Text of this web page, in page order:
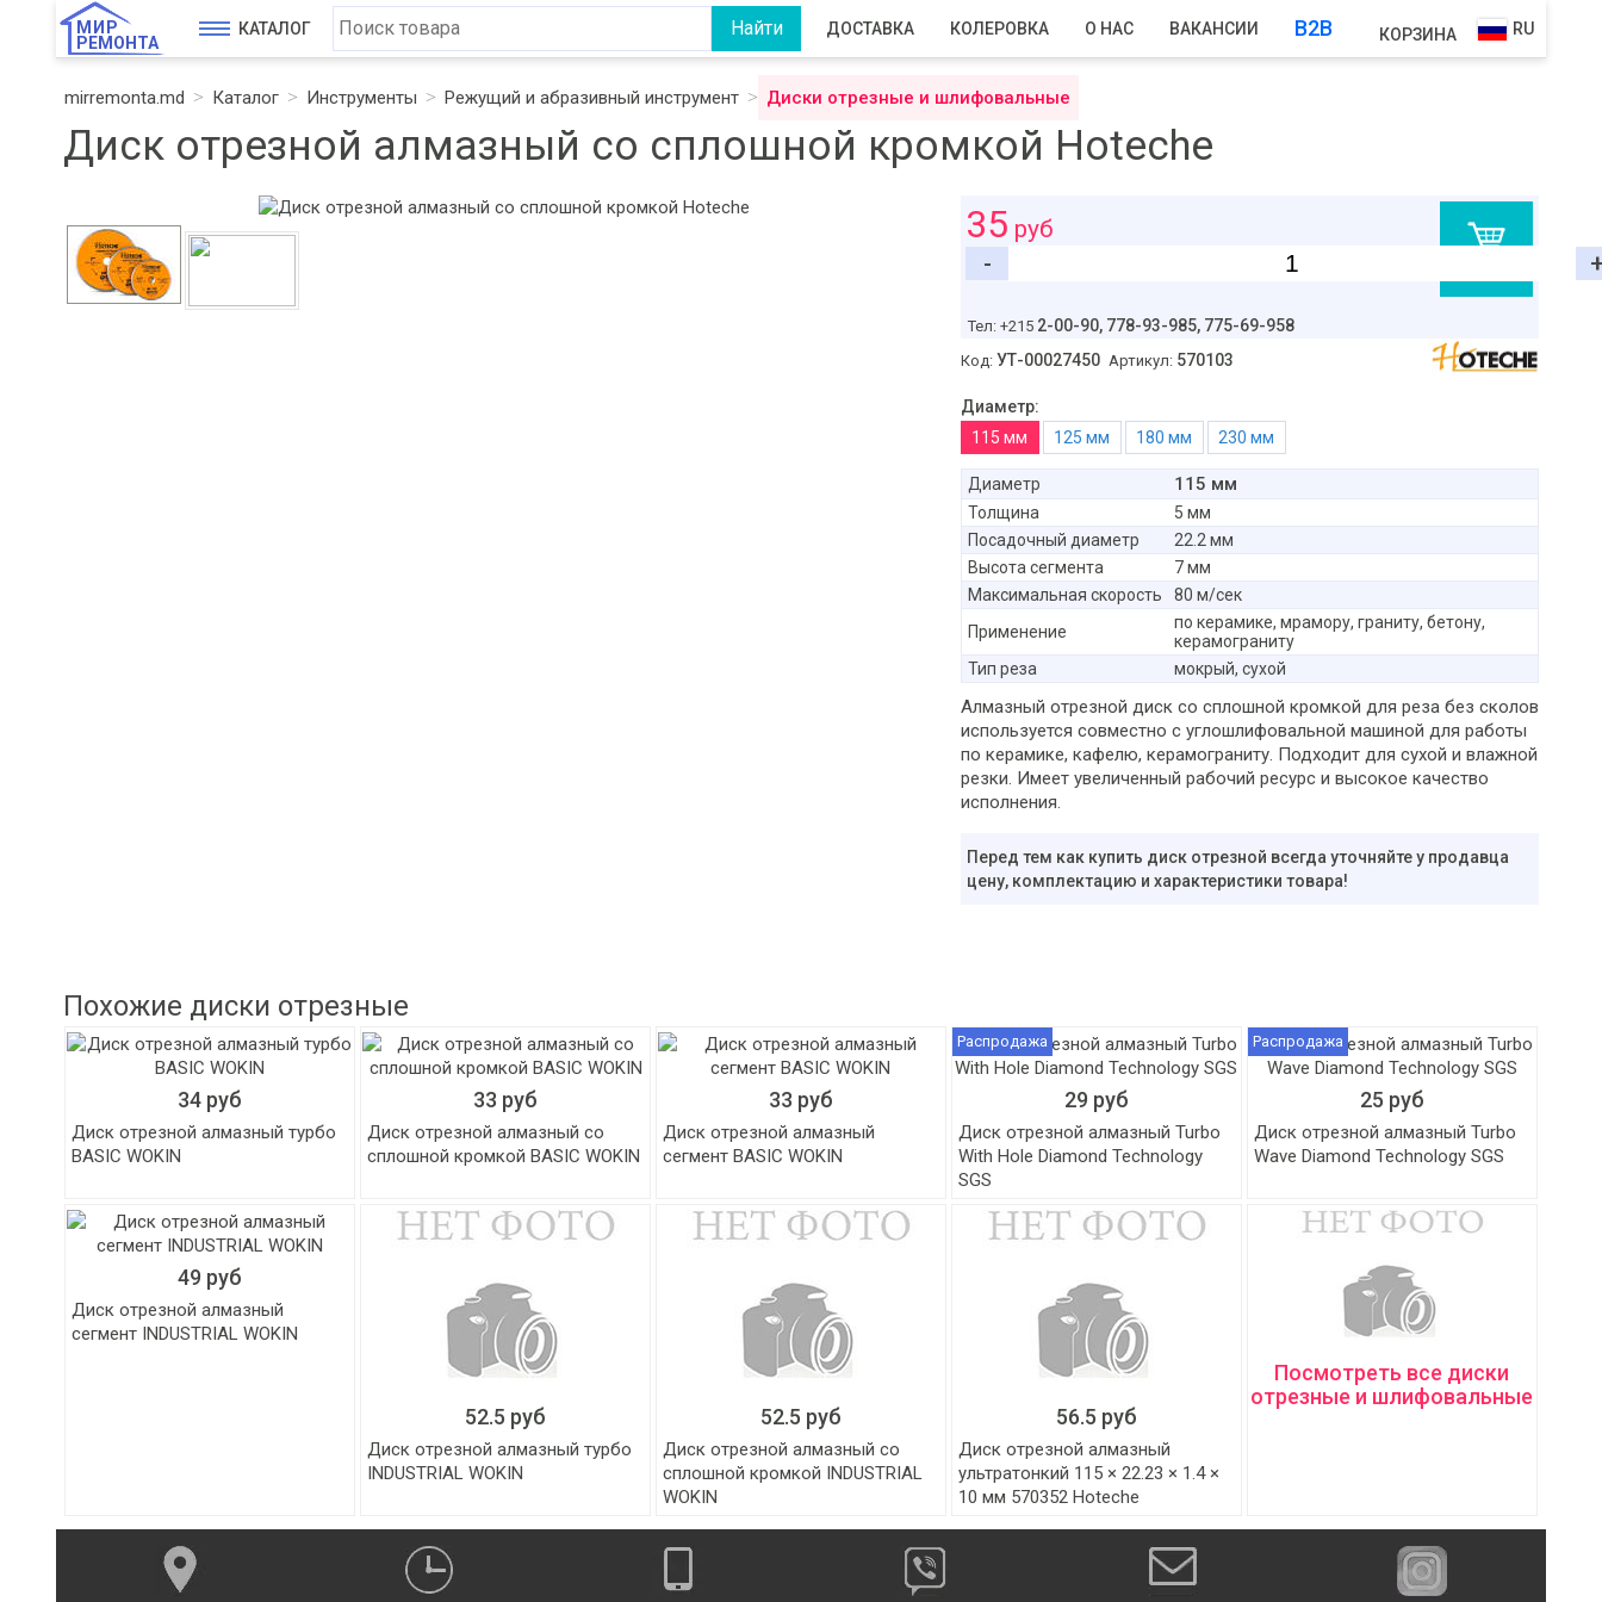
МИР
РЕМОНТА
КАТАЛОГ ДОСТАВКА КОЛЕРОВКА О НАС ВАКАНСИИ B2B КОРЗИНА RU
mirremonta.md Каталог Инструменты Режущий и абразивный инструмент Диски отрезные и шлифовальные
Диск отрезной алмазный со сплошной кромкой Hoteche
35 руб
-
Тел: +215 2-00-90, 778-93-985, 775-69-958
Код: УТ-00027450 Артикул: 570103
Диаметр:
115 мм
125 мм 180 мм 230 мм
Диаметр 115 мм
Толщина
5 мм
Посадочный диаметр
22.2 мм
Высота сегмента
7 мм
Максимальная скорость
80 м/сек
Применение
по керамике, мрамору, граниту, бетону,
керамограниту
Тип реза
мокрый, сухой
Алмазный отрезной диск со сплошной кромкой для реза без сколов
используется совместно с углошлифовальной машиной для работы
по керамике, кафелю, керамограниту. Подходит для сухой и влажной
резки. Имеет увеличенный рабочий ресурс и высокое качество
исполнения.
Перед тем как купить диск отрезной всегда уточняйте у продавца
цену, комплектацию и характеристики товара!
Похожие диски отрезные
34 руб
Диск отрезной алмазный турбо
BASIC WOKIN
33 руб
Диск отрезной алмазный со
сплошной кромкой BASIC WOKIN
33 руб
Диск отрезной алмазный
сегмент BASIC WOKIN
Распродажа
29 руб
Диск отрезной алмазный Turbo
With Hole Diamond Technology
SGS
Распродажа
25 руб
Диск отрезной алмазный Turbo
Wave Diamond Technology SGS
49 руб
Диск отрезной алмазный
сегмент INDUSTRIAL WOKIN
52.5 руб
Диск отрезной алмазный турбо
INDUSTRIAL WOKIN
52.5 руб
Диск отрезной алмазный со
сплошной кромкой INDUSTRIAL
WOKIN
56.5 руб
Диск отрезной алмазный
ультратонкий 115 × 22.23 × 1.4 ×
10 мм 570352 Hoteche
Посмотреть все диски
отрезные и шлифовальные